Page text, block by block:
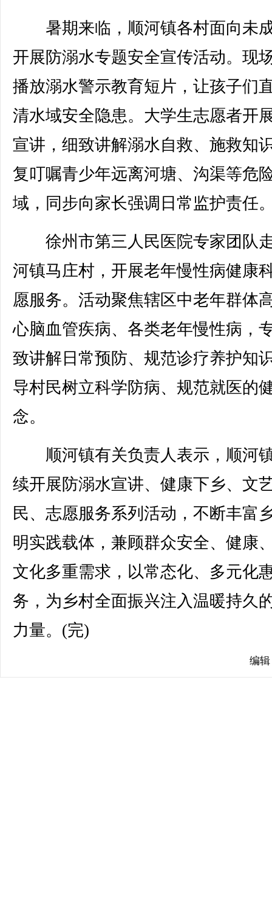
暑期来临，顺河镇各村面向未
开展防溺水专题安全宣传活动。现
播放溺水警示教育短片，让孩子们
清水域安全隐患。大学生志愿者开
宣讲，细致讲解溺水自救、施救知
复叮嘱青少年远离河塘、沟渠等危
域，同步向家长强调日常监护责任
徐州市第三人民医院专家团队
河镇马庄村，开展老年慢性病健康
愿服务。活动聚焦辖区中老年群体
心脑血管疾病、各类老年慢性病，
致讲解日常预防、规范诊疗养护知
导村民树立科学防病、规范就医的
念。
顺河镇有关负责人表示，顺河
续开展防溺水宣讲、健康下乡、文
民、志愿服务系列活动，不断丰富
明实践载体，兼顾群众安全、健康
文化多重需求，以常态化、多元化
务，为乡村全面振兴注入温暖持久
力量。(完)
编